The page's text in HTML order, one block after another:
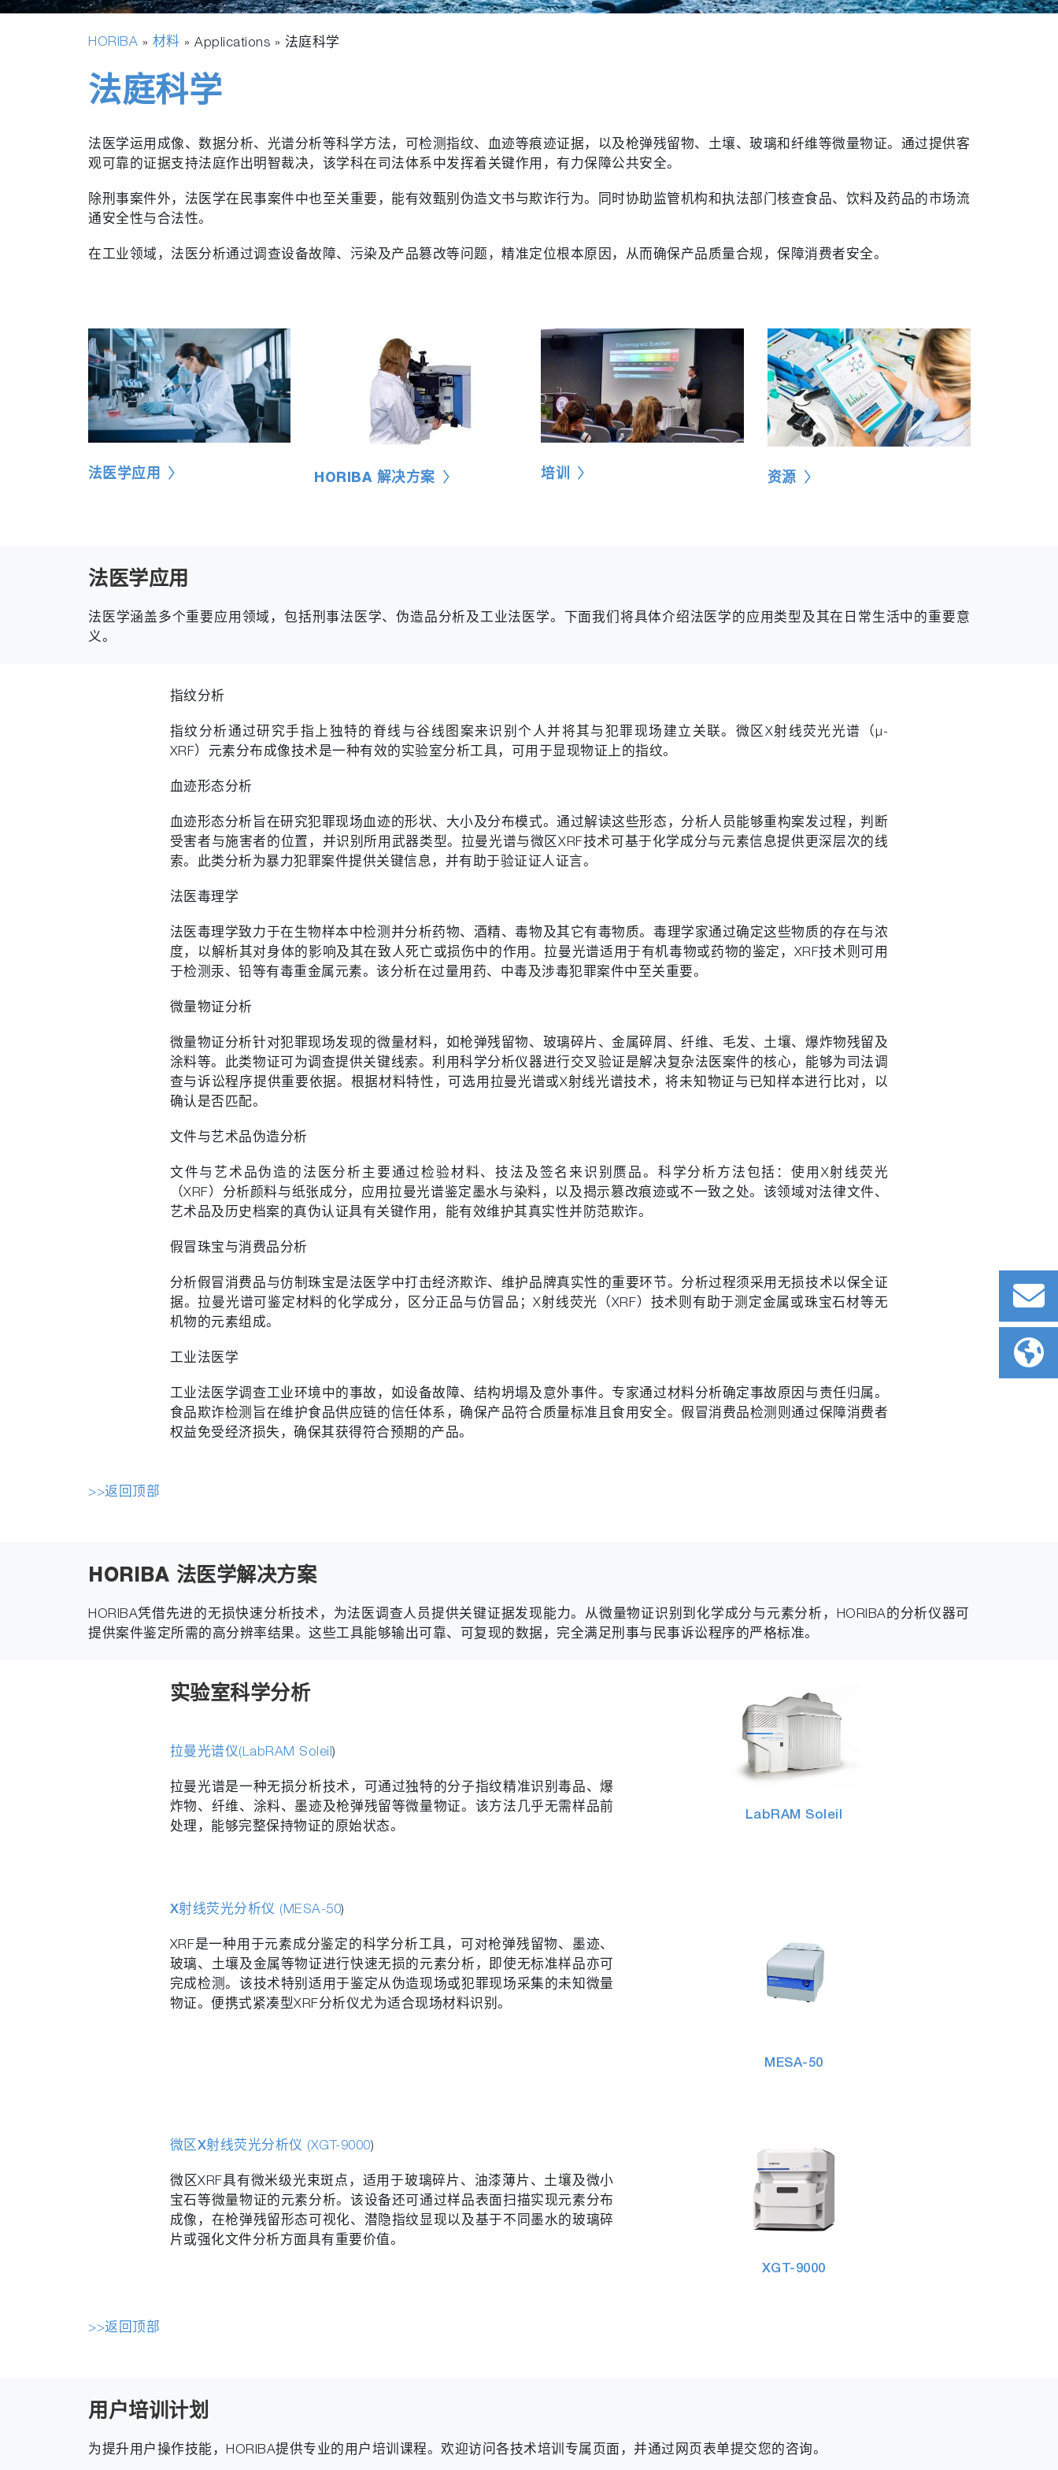
HORIBA » 材料 » Applications » 法庭科学
法庭科学
法医学运用成像、数据分析、光谱分析等科学方法，可检测指纹、血迹等痕迹证据，以及枪弹残留物、土壤、玻璃和纤维等微量物证。通过提供客
观可靠的证据支持法庭作出明智裁决，该学科在司法体系中发挥着关键作用，有力保障公共安全。
除刑事案件外，法医学在民事案件中也至关重要，能有效甄别伪造文书与欺诈行为。同时协助监管机构和执法部门核查食品、饮料及药品的市场流
通安全性与合法性。
在工业领域，法医分析通过调查设备故障、污染及产品篡改等问题，精准定位根本原因，从而确保产品质量合规，保障消费者安全。
法医学应用 HORIBA 解决方案 培训 资源
法医学应用
法医学涵盖多个重要应用领域，包括刑事法医学、伪造品分析及工业法医学。下面我们将具体介绍法医学的应用类型及其在日常生活中的重要意
义。
指纹分析
指纹分析通过研究手指上独特的脊线与谷线图案来识别个人并将其与犯罪现场建立关联。微区X射线荧光光谱（μ-
XRF）元素分布成像技术是一种有效的实验室分析工具，可用于显现物证上的指纹。
血迹形态分析
血迹形态分析旨在研究犯罪现场血迹的形状、大小及分布模式。通过解读这些形态，分析人员能够重构案发过程，判断
受害者与施害者的位置，并识别所用武器类型。拉曼光谱与微区XRF技术可基于化学成分与元素信息提供更深层次的线
索。此类分析为暴力犯罪案件提供关键信息，并有助于验证证人证言。
法医毒理学
法医毒理学致力于在生物样本中检测并分析药物、酒精、毒物及其它有毒物质。毒理学家通过确定这些物质的存在与浓
度，以解析其对身体的影响及其在致人死亡或损伤中的作用。拉曼光谱适用于有机毒物或药物的鉴定，XRF技术则可用
于检测汞、铅等有毒重金属元素。该分析在过量用药、中毒及涉毒犯罪案件中至关重要。
微量物证分析
微量物证分析针对犯罪现场发现的微量材料，如枪弹残留物、玻璃碎片、金属碎屑、纤维、毛发、土壤、爆炸物残留及
涂料等。此类物证可为调查提供关键线索。利用科学分析仪器进行交叉验证是解决复杂法医案件的核心，能够为司法调
查与诉讼程序提供重要依据。根据材料特性，可选用拉曼光谱或X射线光谱技术，将未知物证与已知样本进行比对，以
确认是否匹配。
文件与艺术品伪造分析
文件与艺术品伪造的法医分析主要通过检验材料、技法及签名来识别赝品。科学分析方法包括：使用X射线荧光
（XRF）分析颜料与纸张成分，应用拉曼光谱鉴定墨水与染料，以及揭示篡改痕迹或不一致之处。该领域对法律文件、
艺术品及历史档案的真伪认证具有关键作用，能有效维护其真实性并防范欺诈。
假冒珠宝与消费品分析
分析假冒消费品与仿制珠宝是法医学中打击经济欺诈、维护品牌真实性的重要环节。分析过程须采用无损技术以保全证
据。拉曼光谱可鉴定材料的化学成分，区分正品与仿冒品；X射线荧光（XRF）技术则有助于测定金属或珠宝石材等无
机物的元素组成。
工业法医学
工业法医学调查工业环境中的事故，如设备故障、结构坍塌及意外事件。专家通过材料分析确定事故原因与责任归属。
食品欺诈检测旨在维护食品供应链的信任体系，确保产品符合质量标准且食用安全。假冒消费品检测则通过保障消费者
权益免受经济损失，确保其获得符合预期的产品。
>>返回顶部
HORIBA 法医学解决方案
HORIBA凭借先进的无损快速分析技术，为法医调查人员提供关键证据发现能力。从微量物证识别到化学成分与元素分析，HORIBA的分析仪器可
提供案件鉴定所需的高分辨率结果。这些工具能够输出可靠、可复现的数据，完全满足刑事与民事诉讼程序的严格标准。
实验室科学分析
拉曼光谱仪(LabRAM Soleil)
拉曼光谱是一种无损分析技术，可通过独特的分子指纹精准识别毒品、爆
炸物、纤维、涂料、墨迹及枪弹残留等微量物证。该方法几乎无需样品前
处理，能够完整保持物证的原始状态。
LabRAM Soleil
X射线荧光分析仪 (MESA-50)
XRF是一种用于元素成分鉴定的科学分析工具，可对枪弹残留物、墨迹、
玻璃、土壤及金属等物证进行快速无损的元素分析，即使无标准样品亦可
完成检测。该技术特别适用于鉴定从伪造现场或犯罪现场采集的未知微量
物证。便携式紧凑型XRF分析仪尤为适合现场材料识别。
MESA-50
微区X射线荧光分析仪 (XGT-9000)
微区XRF具有微米级光束斑点，适用于玻璃碎片、油漆薄片、土壤及微小
宝石等微量物证的元素分析。该设备还可通过样品表面扫描实现元素分布
成像，在枪弹残留形态可视化、潜隐指纹显现以及基于不同墨水的玻璃碎
片或强化文件分析方面具有重要价值。
XGT-9000
>>返回顶部
用户培训计划
为提升用户操作技能，HORIBA提供专业的用户培训课程。欢迎访问各技术培训专属页面，并通过网页表单提交您的咨询。